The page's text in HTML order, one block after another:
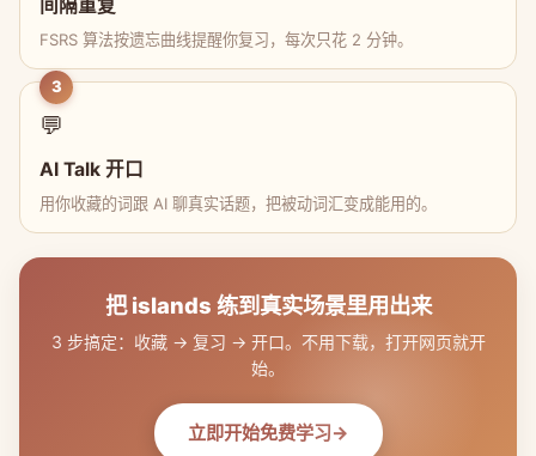
间隔重复
FSRS 算法按遗忘曲线提醒你复习，每次只花 2 分钟。
3
💬
AI Talk 开口
用你收藏的词跟 AI 聊真实话题，把被动词汇变成能用的。
把 islands 练到真实场景里用出来
3 步搞定：收藏 → 复习 → 开口。不用下载，打开网页就开
始。
立即开始免费学习